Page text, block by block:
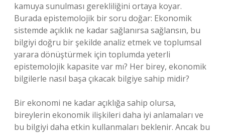
kamuya sunulması gerekliliğini ortaya koyar.
Burada epistemolojik bir soru doğar: Ekonomik
sistemde açıklık ne kadar sağlanırsa sağlansın, bu
bilgiyi doğru bir şekilde analiz etmek ve toplumsal
yarara dönüştürmek için toplumda yeterli
epistemolojik kapasite var mı? Her birey, ekonomik
bilgilerle nasıl başa çıkacak bilgiye sahip midir?
Bir ekonomi ne kadar açıklığa sahip olursa,
bireylerin ekonomik ilişkileri daha iyi anlamaları ve
bu bilgiyi daha etkin kullanmaları beklenir. Ancak bu